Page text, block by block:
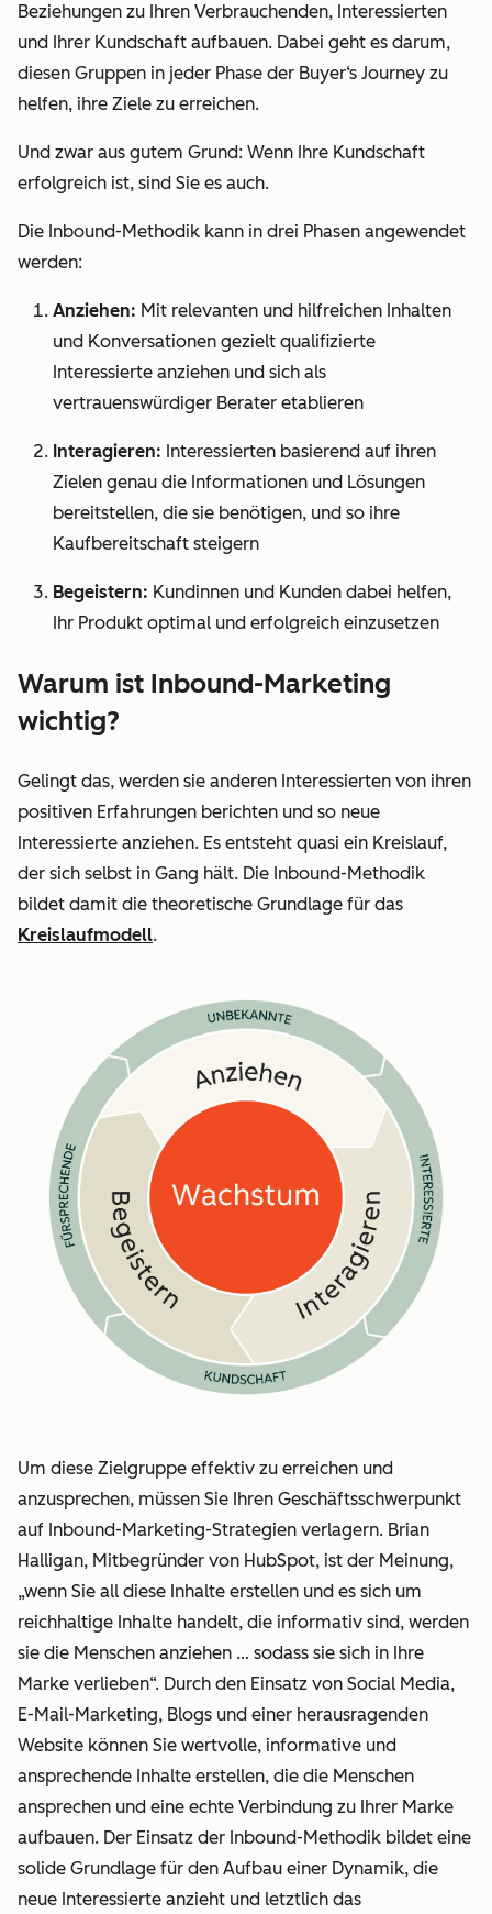
Beziehungen zu Ihren Verbrauchenden, Interessierten
und Ihrer Kundschaft aufbauen. Dabei geht es darum,
diesen Gruppen in jeder Phase der Buyer‘s Journey zu
helfen, ihre Ziele zu erreichen.
Und zwar aus gutem Grund: Wenn Ihre Kundschaft
erfolgreich ist, sind Sie es auch.
Die Inbound-Methodik kann in drei Phasen angewendet
werden:
Anziehen: Mit relevanten und hilfreichen Inhalten
und Konversationen gezielt qualifizierte
Interessierte anziehen und sich als
vertrauenswürdiger Berater etablieren
Interagieren: Interessierten basierend auf ihren
Zielen genau die Informationen und Lösungen
bereitstellen, die sie benötigen, und so ihre
Kaufbereitschaft steigern
Begeistern: Kundinnen und Kunden dabei helfen,
Ihr Produkt optimal und erfolgreich einzusetzen
Warum ist Inbound-Marketing
wichtig?
Gelingt das, werden sie anderen Interessierten von ihren
positiven Erfahrungen berichten und so neue
Interessierte anziehen. Es entsteht quasi ein Kreislauf,
der sich selbst in Gang hält. Die Inbound-Methodik
bildet damit die theoretische Grundlage für das
Kreislaufmodell.
Um diese Zielgruppe effektiv zu erreichen und
anzusprechen, müssen Sie Ihren Geschäftsschwerpunkt
auf Inbound-Marketing-Strategien verlagern. Brian
Halligan, Mitbegründer von HubSpot, ist der Meinung,
„wenn Sie all diese Inhalte erstellen und es sich um
reichhaltige Inhalte handelt, die informativ sind, werden
sie die Menschen anziehen … sodass sie sich in Ihre
Marke verlieben“. Durch den Einsatz von Social Media,
E-Mail-Marketing, Blogs und einer herausragenden
Website können Sie wertvolle, informative und
ansprechende Inhalte erstellen, die die Menschen
ansprechen und eine echte Verbindung zu Ihrer Marke
aufbauen. Der Einsatz der Inbound-Methodik bildet eine
solide Grundlage für den Aufbau einer Dynamik, die
neue Interessierte anzieht und letztlich das